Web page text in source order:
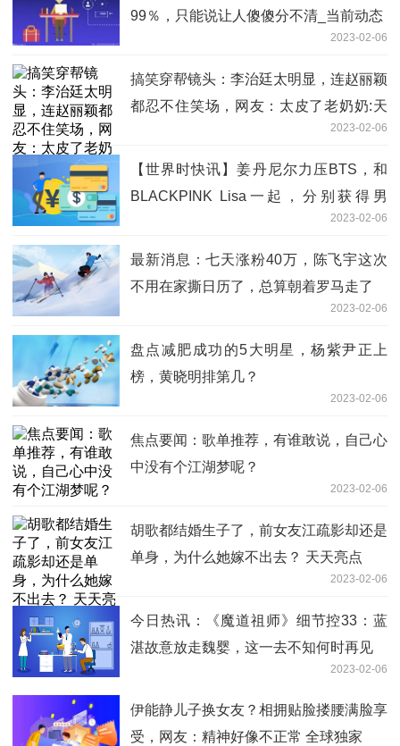
99％，只能说让人傻傻分不清_当前动态
2023-02-06
搞笑穿帮镜头：李治廷太明显，连赵丽颖
都忍不住笑场，网友：太皮了老奶奶:天
2023-02-06
【世界时快讯】姜丹尼尔力压BTS，和
BLACKPINK Lisa一起，分别获得男
2023-02-06
最新消息：七天涨粉40万，陈飞宇这次
不用在家撕日历了，总算朝着罗马走了
2023-02-06
盘点减肥成功的5大明星，杨紫尹正上
榜，黄晓明排第几？
2023-02-06
焦点要闻：歌单推荐，有谁敢说，自己心
中没有个江湖梦呢？
2023-02-06
胡歌都结婚生子了，前女友江疏影却还是
单身，为什么她嫁不出去？ 天天亮点
2023-02-06
今日热讯：《魔道祖师》细节控33：蓝
湛故意放走魏婴，这一去不知何时再见
2023-02-06
伊能静儿子换女友？相拥贴脸搂腰满脸享
受，网友：精神好像不正常 全球独家